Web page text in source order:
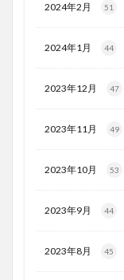
2024年2月 51
2024年1月 44
2023年12月 47
2023年11月 49
2023年10月 53
2023年9月 44
2023年8月 45